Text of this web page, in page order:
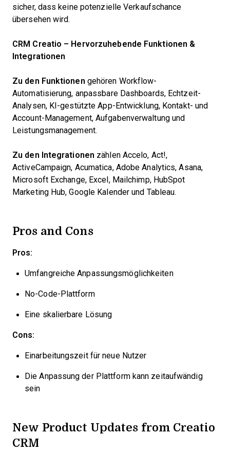
sicher, dass keine potenzielle Verkaufschance
übersehen wird.
CRM Creatio – Hervorzuhebende Funktionen &
Integrationen
Zu den Funktionen gehören Workflow-
Automatisierung, anpassbare Dashboards, Echtzeit-
Analysen, KI-gestützte App-Entwicklung, Kontakt- und
Account-Management, Aufgabenverwaltung und
Leistungsmanagement.
Zu den Integrationen zählen Accelo, Act!,
ActiveCampaign, Acumatica, Adobe Analytics, Asana,
Microsoft Exchange, Excel, Mailchimp, HubSpot
Marketing Hub, Google Kalender und Tableau.
Pros and Cons
Pros:
Umfangreiche Anpassungsmöglichkeiten
No-Code-Plattform
Eine skalierbare Lösung
Cons:
Einarbeitungszeit für neue Nutzer
Die Anpassung der Plattform kann zeitaufwändig
sein
New Product Updates from Creatio
CRM